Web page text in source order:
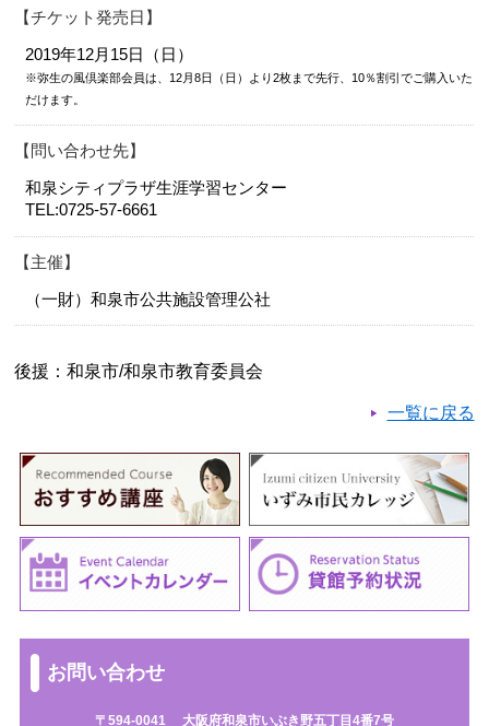
チケット発売日
2019年12月15日（日）
※弥生の風倶楽部会員は、12月8日（日）より2枚まで先行、10％割引でご購入いた
だけます。
問い合わせ先
和泉シティプラザ生涯学習センター
TEL:0725-57-6661
主催
（一財）和泉市公共施設管理公社
後援：和泉市/和泉市教育委員会
一覧に戻る
お問い合わせ
〒594-0041 大阪府和泉市いぶき野五丁目4番7号